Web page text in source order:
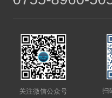
关注微信公众号 扫